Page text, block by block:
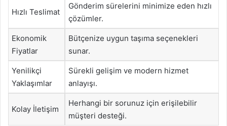
Hızlı Teslimat
Gönderim sürelerini minimize eden hızlı
çözümler.
Ekonomik
Fiyatlar
Bütçenize uygun taşıma seçenekleri
sunar.
Yenilikçi
Yaklaşımlar
Sürekli gelişim ve modern hizmet
anlayışı.
Kolay İletişim
Herhangi bir sorunuz için erişilebilir
müşteri desteği.